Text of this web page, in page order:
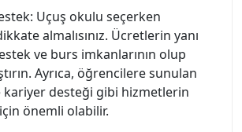
Uçuş okulu seçerken
almalısınız. Ücretlerin yanı
ve burs imkanlarının olup
Ayrıca, öğrencilere sunulan
kariyer desteği gibi hizmetlerin
önemli olabilir.